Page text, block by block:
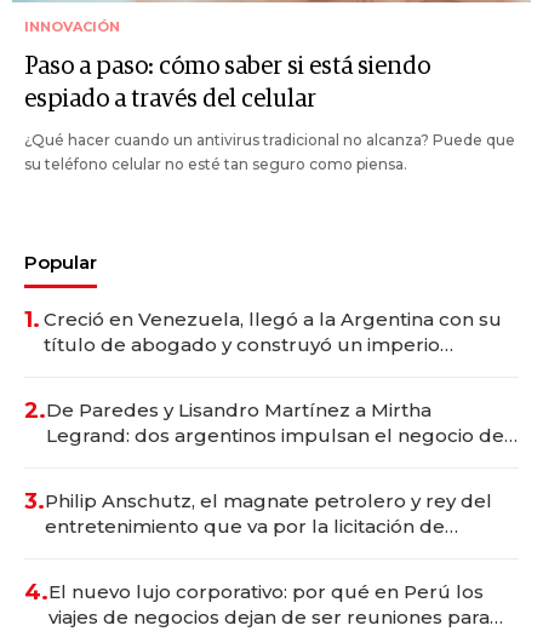
INNOVACIÓN
Paso a paso: cómo saber si está siendo
espiado a través del celular
¿Qué hacer cuando un antivirus tradicional no alcanza? Puede que
su teléfono celular no esté tan seguro como piensa.
Popular
1. Creció en Venezuela, llegó a la Argentina con su
título de abogado y construyó un imperio
2.De Paredes y Lisandro Martínez a Mirtha
Legrand: dos argentinos impulsan el negocio del
3.Philip Anschutz, el magnate petrolero y rey del
entretenimiento que va por la licitación de
4.El nuevo lujo corporativo: por qué en Perú los
viajes de negocios dejan de ser reuniones para